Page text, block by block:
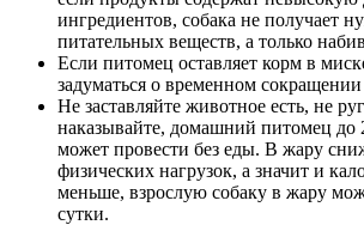
ингредиентов, собака не получает
питательных веществ, а только
Если питомец оставляет корм в
задуматься о временном
Не заставляйте животное есть, не
наказывайте, домашний питомец до
может провести без еды. В жару
физических нагрузок, а значит и
меньше, взрослую собаку в жару
сутки.